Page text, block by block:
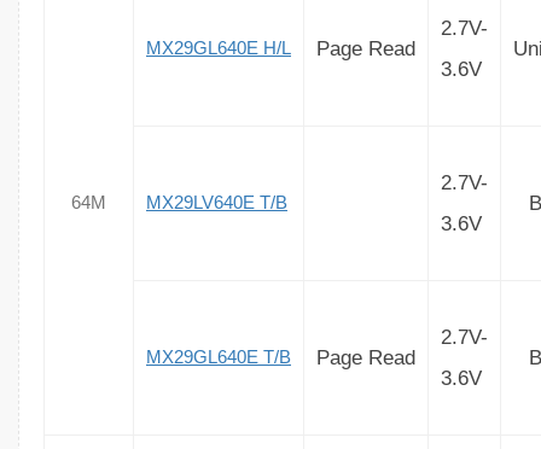
64M
MX29GL640E H/L Page Read
2.7V-
3.6V
MX29LV640E T/B
2.7V-
3.6V
MX29GL640E T/B Page Read
2.7V-
3.6V